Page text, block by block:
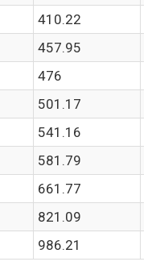
410.22
457.95
476
501.17
541.16
581.79
661.77
821.09
986.21